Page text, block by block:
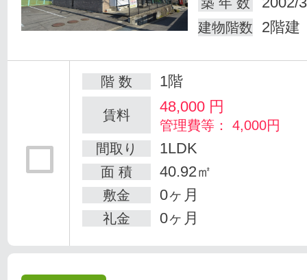
建物階数 2階建
階 数 1階
賃料 48,000 円
管理費等： 4,000円
間取り
1LDK
面 積 40.92㎡
敷金 0ヶ月
礼金 0ヶ月